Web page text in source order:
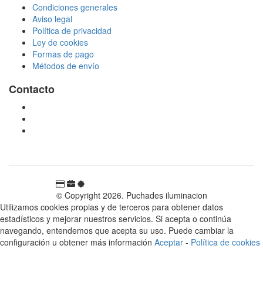
Condiciones generales
Aviso legal
Política de privacidad
Ley de cookies
Formas de pago
Métodos de envío
Contacto
© Copyright 2026. Puchades iluminacion
Utilizamos cookies propias y de terceros para obtener datos
estadísticos y mejorar nuestros servicios. Si acepta o continúa
navegando, entendemos que acepta su uso. Puede cambiar la
configuración u obtener más información Aceptar - Política de cookies